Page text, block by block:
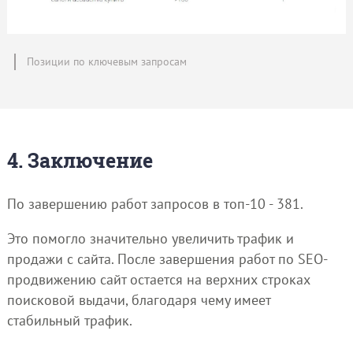
Позиции по ключевым запросам
4. Заключение
По завершению работ запросов в топ-10 - 381.
Это помогло значительно увеличить трафик и
продажи с сайта. После завершения работ по SEO-
продвижению сайт остается на верхних строках
поисковой выдачи, благодаря чему имеет
стабильный трафик.